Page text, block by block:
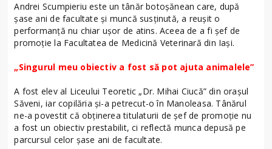
Andrei Scumpieriu este un tânăr botoșănean care, după
șase ani de facultate și muncă susținută, a reușit o
performanță nu chiar ușor de atins. Aceea de a fi șef de
promoție la Facultatea de Medicină Veterinară din Iași.
„Singurul meu obiectiv a fost să pot ajuta animalele”
A fost elev al Liceului Teoretic „Dr. Mihai Ciucă” din orașul
Săveni, iar copilăria și-a petrecut-o în Manoleasa. Tânărul
ne-a povestit că obținerea titulaturii de șef de promoție nu
a fost un obiectiv prestabilit, ci reflectă munca depusă pe
parcursul celor șase ani de facultate.